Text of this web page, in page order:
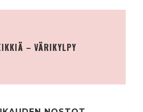
– VÄRIKYLPY